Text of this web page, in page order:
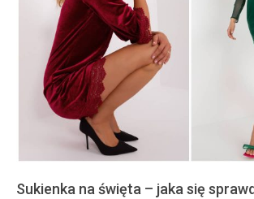
Sukienka na święta – jaka się